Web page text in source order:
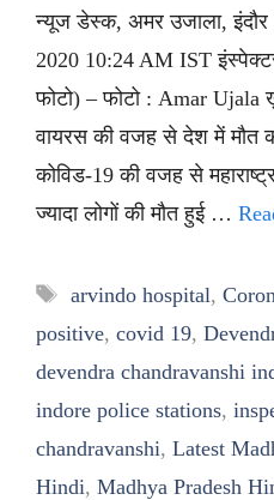
न्यूज डेस्क, अमर उजाला,
2020 10:24 AM IST
फोटो) – फोटो : Amar
वायरस की वजह से देश में मौत
कोविड-19 की वजह से
ज्यादा लोगों की मौत हुई …
Tags
arvindo hospital,
positive, covid 19,
devendra chandravanshi
indore police stations,
chandravanshi, Latest
Hindi, Madhya Pradesh